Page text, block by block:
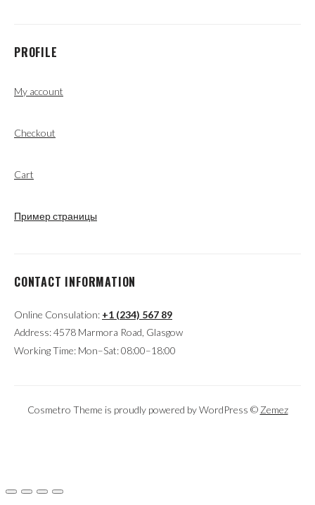
PROFILE
My account
Checkout
Cart
Пример страницы
CONTACT INFORMATION
Online Consulation: +1 (234) 567 89
Address: 4578 Marmora Road, Glasgow
Working Time: Mon–Sat: 08:00–18:00
Cosmetro Theme is proudly powered by WordPress © Zemez